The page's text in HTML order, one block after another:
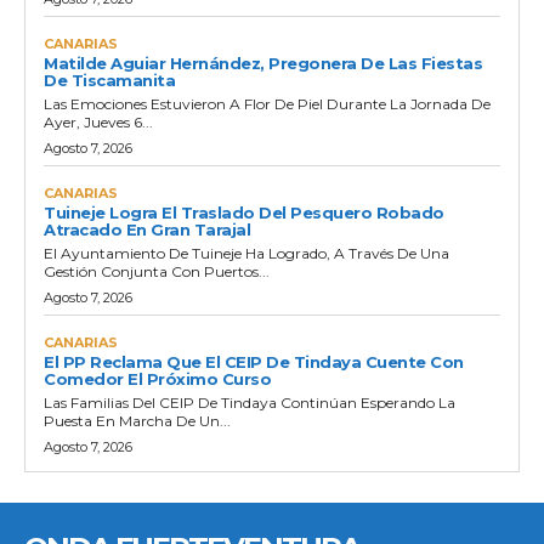
CANARIAS
Matilde Aguiar Hernández, Pregonera De Las Fiestas
De Tiscamanita
Las Emociones Estuvieron A Flor De Piel Durante La Jornada De
Ayer, Jueves 6...
Agosto 7, 2026
CANARIAS
Tuineje Logra El Traslado Del Pesquero Robado
Atracado En Gran Tarajal
El Ayuntamiento De Tuineje Ha Logrado, A Través De Una
Gestión Conjunta Con Puertos...
Agosto 7, 2026
CANARIAS
El PP Reclama Que El CEIP De Tindaya Cuente Con
Comedor El Próximo Curso
Las Familias Del CEIP De Tindaya Continúan Esperando La
Puesta En Marcha De Un...
Agosto 7, 2026